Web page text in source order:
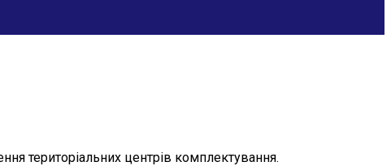
територіальних центрів комплектування.